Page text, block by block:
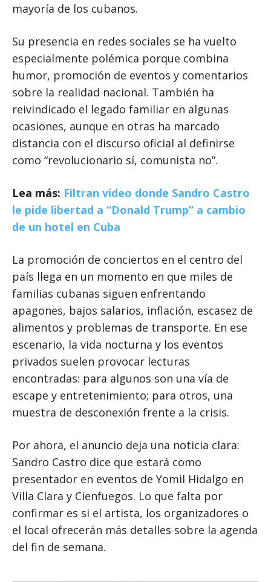
mayoría de los cubanos.
Su presencia en redes sociales se ha vuelto
especialmente polémica porque combina
humor, promoción de eventos y comentarios
sobre la realidad nacional. También ha
reivindicado el legado familiar en algunas
ocasiones, aunque en otras ha marcado
distancia con el discurso oficial al definirse
como “revolucionario sí, comunista no”.
Lea más: Filtran video donde Sandro Castro
le pide libertad a “Donald Trump” a cambio
de un hotel en Cuba
La promoción de conciertos en el centro del
país llega en un momento en que miles de
familias cubanas siguen enfrentando
apagones, bajos salarios, inflación, escasez de
alimentos y problemas de transporte. En ese
escenario, la vida nocturna y los eventos
privados suelen provocar lecturas
encontradas: para algunos son una vía de
escape y entretenimiento; para otros, una
muestra de desconexión frente a la crisis.
Por ahora, el anuncio deja una noticia clara:
Sandro Castro dice que estará como
presentador en eventos de Yomil Hidalgo en
Villa Clara y Cienfuegos. Lo que falta por
confirmar es si el artista, los organizadores o
el local ofrecerán más detalles sobre la agenda
del fin de semana.